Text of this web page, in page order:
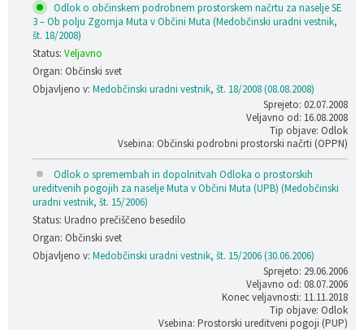
Odlok o občinskem podrobnem prostorskem načrtu za naselje SE
3 – Ob polju Zgornja Muta v Občini Muta (Medobčinski uradni vestnik,
št. 18/2008)
Status: Veljavno
Organ: Občinski svet
Objavljeno v: Medobčinski uradni vestnik, št. 18/2008 (08.08.2008)
Sprejeto: 02.07.2008
Veljavno od: 16.08.2008
Tip objave: Odlok
Vsebina: Občinski podrobni prostorski načrti (OPPN)
Odlok o spremembah in dopolnitvah Odloka o prostorskih
ureditvenih pogojih za naselje Muta v Občini Muta (UPB) (Medobčinski
uradni vestnik, št. 15/2006)
Status: Uradno prečiščeno besedilo
Organ: Občinski svet
Objavljeno v: Medobčinski uradni vestnik, št. 15/2006 (30.06.2006)
Sprejeto: 29.06.2006
Veljavno od: 08.07.2006
Konec veljavnosti: 11.11.2018
Tip objave: Odlok
Vsebina: Prostorski ureditveni pogoji (PUP)